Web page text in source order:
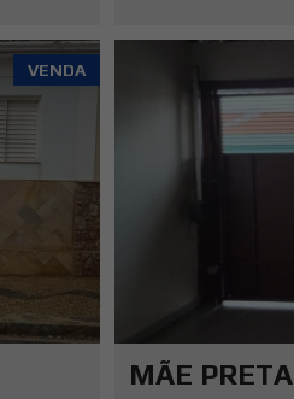
VENDA
MÃE PRETA